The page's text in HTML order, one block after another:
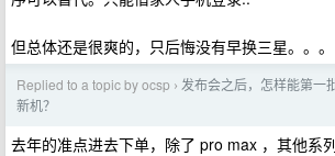
但总体还是很爽的，只后悔没有早换三星。。。
Replied to a topic by ocsp › 发布会之后，怎样能第一
新机？
去年的准点进去下单，除了 pro max ，其他系